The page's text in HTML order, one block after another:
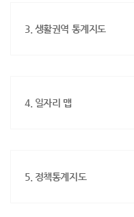
3. 생활권역 통계지도
4. 일자리 맵
5. 정책통계지도